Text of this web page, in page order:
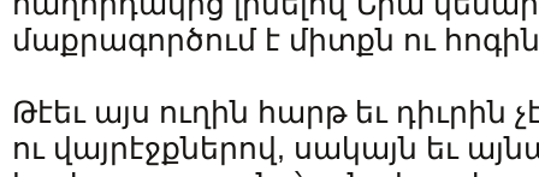
մաքրագործում է միտքն ու
Թէեւ այս ուղին հարթ եւ դիւրին
ու վայրէջքներով, սակայն եւ